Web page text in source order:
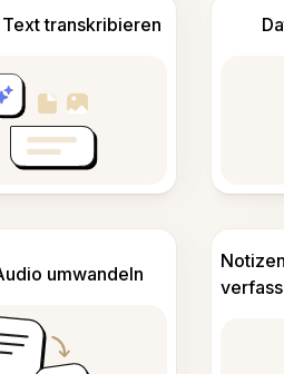
transkribieren
umwandeln